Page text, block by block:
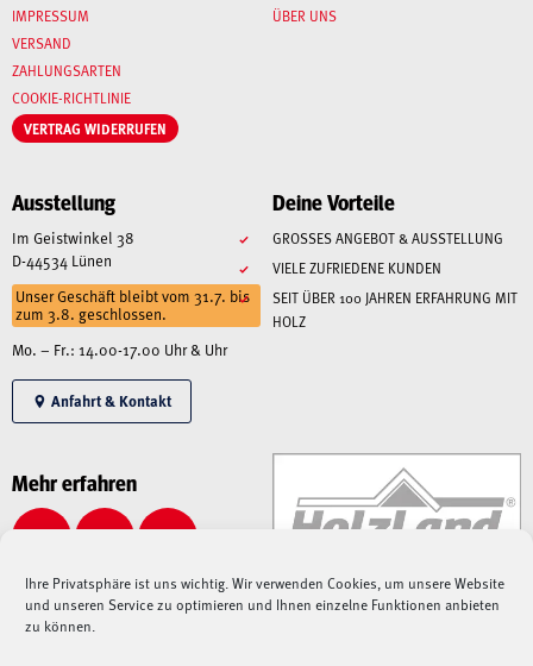
Ihre Privatsphäre ist uns wichtig. Wir verwenden Cookies, um unsere Website
und unseren Service zu optimieren und Ihnen einzelne Funktionen anbieten
zu können.
IMPRESSUM
VERSAND
ZAHLUNGSARTEN
COOKIE-RICHTLINIE
VERTRAG WIDERRUFEN
ÜBER UNS
Ausstellung
Im Geistwinkel 38
D-44534 Lünen
Unser Geschäft bleibt vom 31.7. bis
zum 3.8. geschlossen.
Mo. – Fr.: 14.00-17.00 Uhr & Uhr
Anfahrt & Kontakt
Deine Vorteile
GROSSES ANGEBOT & AUSSTELLUNG
VIELE ZUFRIEDENE KUNDEN
SEIT ÜBER 100 JAHREN ERFAHRUNG MIT
HOLZ
Mehr erfahren